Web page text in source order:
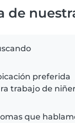
de
preferida
trabajo de
que